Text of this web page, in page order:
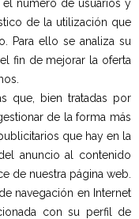
número de usuarios y
de la utilización que
Para ello se analiza su
fin de mejorar la oferta
que, bien tratadas por
de la forma más
que hay en la
anuncio al contenido
de nuestra página web.
navegación en Internet
con su perfil de